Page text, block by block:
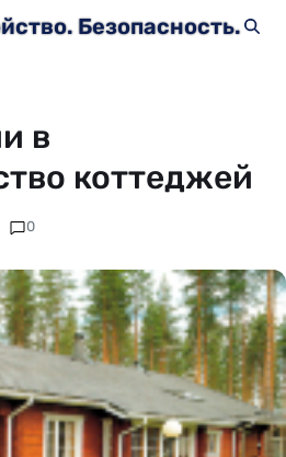
Безопасность.
в
коттеджей
0